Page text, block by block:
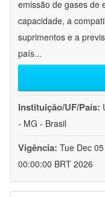
emissão de gases de
capacidade, a
suprimentos e a
país...
Instituição/UF/País:
- MG - Brasil
Vigência: Tue Dec
00:00:00 BRT 2026